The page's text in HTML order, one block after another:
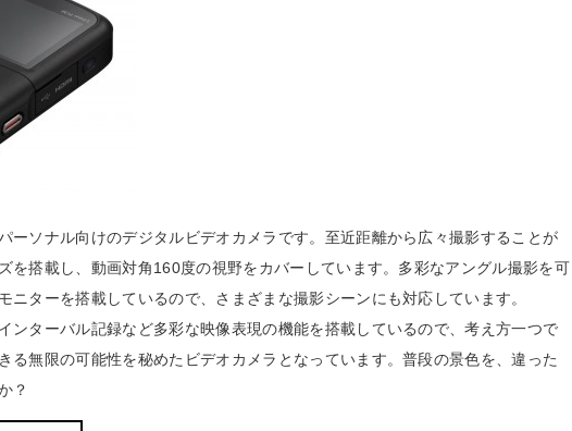
ーソナル向けのデジタルビデオカメラです。至近距離から広々撮影することが
を搭載し、動画対角160度の視野をカバーしています。多彩なアングル撮影を可
ニターを搭載しているので、さまざまな撮影シーンにも対応しています。
ンターバル記録など多彩な映像表現の機能を搭載しているので、考え方一つで
る無限の可能性を秘めたビデオカメラとなっています。普段の景色を、違った
？